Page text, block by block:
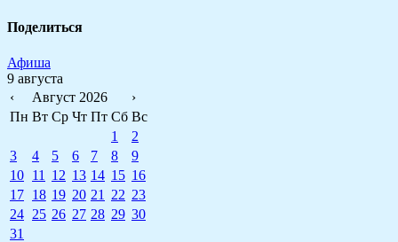
Поделиться
Афиша
9 августа
‹
Август 2026
›
Пн Вт Ср Чт Пт Сб Вс
1
2
3
4 5 6 7 8
9
10 11 12 13 14 15 16
17 18 19 20 21 22 23
24 25 26 27 28 29 30
31